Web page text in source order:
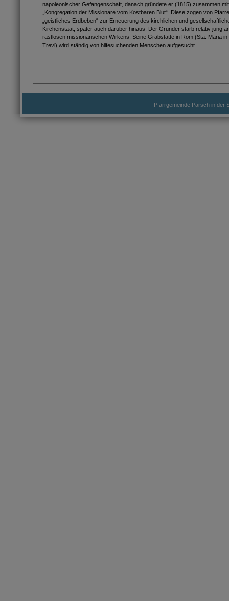
napoleonischer Gefangenschaft, danach gründete er (1815) zusammen
„Kongregation der Missionare vom Kostbaren Blut“. Diese zogen von
„geistliches Erdbeben“ zur Erneuerung des kirchlichen und
Kirchenstaat, später auch darüber hinaus. Der Gründer starb relativ jung
rastlosen missionarischen Wirkens. Seine Grabstätte in Rom (Sta. Maria
Trevi) wird ständig von hilfesuchenden Menschen aufgesucht.
Pfarrgemeinde Parsch in der